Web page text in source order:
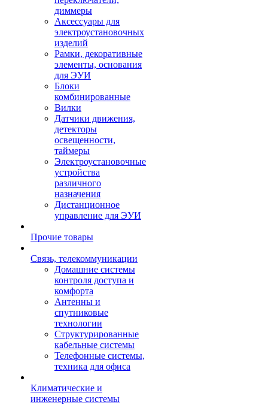
диммеры
Аксессуары для
электроустановочных
изделий
Рамки, декоративные
элементы, основания
для ЭУИ
Блоки
комбинированные
Вилки
Датчики движения,
детекторы
освещенности,
таймеры
Электроустановочные
устройства
различного
назначения
Дистанционное
управление для ЭУИ
Прочие товары
Связь, телекоммуникации
Домашние системы
контроля доступа и
комфорта
Антенны и
спутниковые
технологии
Структурированные
кабельные системы
Телефонные системы,
техника для офиса
Климатические и
инженерные системы